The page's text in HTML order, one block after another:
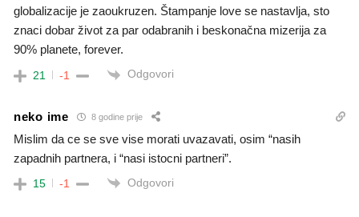
globalizacije je zaoukruzen. Štampanje love se nastavlja, sto
znaci dobar život za par odabranih i beskonačna mizerija za
90% planete, forever.
21 -1 Odgovori
neko ime 8 godine prije
Mislim da ce se sve vise morati uvazavati, osim “nasih
zapadnih partnera, i “nasi istocni partneri”.
15 -1 Odgovori